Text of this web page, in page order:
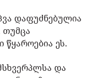
დაფუძნებულია
თუმცა
ეს.
და